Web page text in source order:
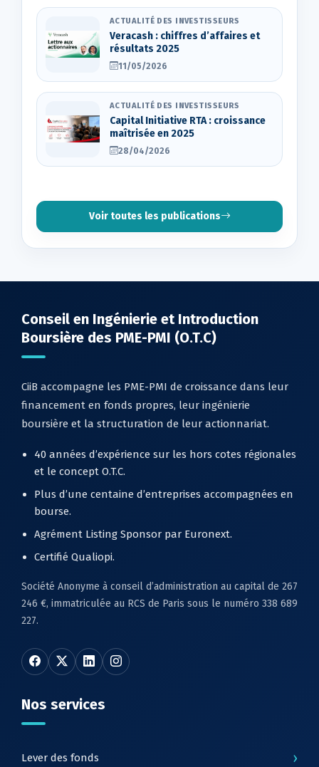
ACTUALITÉ DES INVESTISSEURS
Veracash : chiffres d’affaires et
résultats 2025
11/05/2026
ACTUALITÉ DES INVESTISSEURS
Capital Initiative RTA : croissance
maîtrisée en 2025
28/04/2026
Voir toutes les publications
Conseil en Ingénierie et Introduction
Boursière des PME-PMI (O.T.C)
CiiB accompagne les PME-PMI de croissance dans leur
financement en fonds propres, leur ingénierie
boursière et la structuration de leur actionnariat.
40 années d’expérience sur les hors cotes régionales
et le concept O.T.C.
Plus d’une centaine d’entreprises accompagnées en
bourse.
Agrément Listing Sponsor par Euronext.
Certifié Qualiopi.
Société Anonyme à conseil d’administration au capital de 267
246 €, immatriculée au RCS de Paris sous le numéro 338 689
227.
Nos services
Lever des fonds ›